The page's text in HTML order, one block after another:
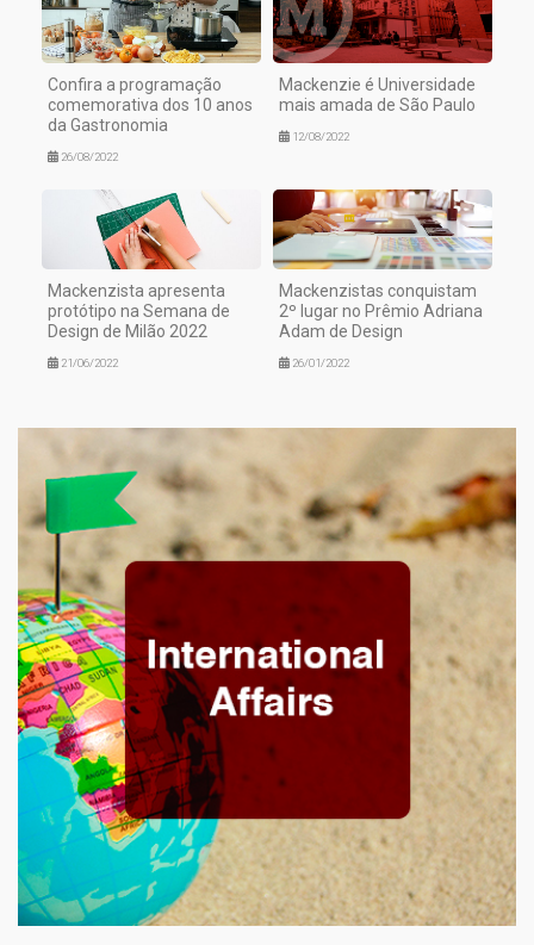
Confira a programação
comemorativa dos 10 anos
da Gastronomia
26/08/2022
Mackenzie é Universidade
mais amada de São Paulo
12/08/2022
Mackenzista apresenta
protótipo na Semana de
Design de Milão 2022
21/06/2022
Mackenzistas conquistam
2º lugar no Prêmio Adriana
Adam de Design
26/01/2022